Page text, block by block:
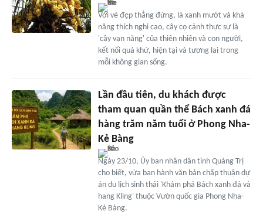
Với vẻ đẹp thẳng đứng, lá xanh mướt và khả
năng thích nghi cao, cây cọ cảnh thực sự là
'cây vạn năng' của thiên nhiên và con người,
kết nối quá khứ, hiện tại và tương lai trong
mỗi không gian sống.
Lần đầu tiên, du khách được
tham quan quần thể Bách xanh đá
hàng trăm năm tuổi ở Phong Nha-
Kẻ Bàng
Ngày 23/10, Ủy ban nhân dân tỉnh Quảng Trị
cho biết, vừa ban hành văn bản chấp thuận dự
án du lịch sinh thái 'Khám phá Bách xanh đá và
hang Kling' thuộc Vườn quốc gia Phong Nha-
Kẻ Bàng.